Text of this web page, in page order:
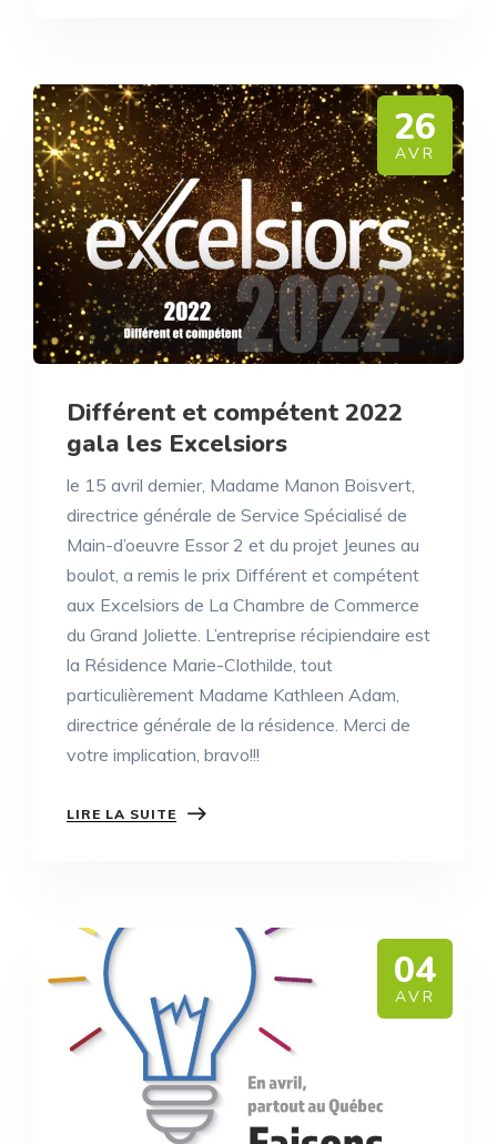
26
AVR
Différent et compétent 2022
gala les Excelsiors
le 15 avril dernier, Madame Manon Boisvert,
directrice générale de Service Spécialisé de
Main-d’oeuvre Essor 2 et du projet Jeunes au
boulot, a remis le prix Différent et compétent
aux Excelsiors de La Chambre de Commerce
du Grand Joliette. L’entreprise récipiendaire est
la Résidence Marie-Clothilde, tout
particulièrement Madame Kathleen Adam,
directrice générale de la résidence. Merci de
votre implication, bravo!!!
LIRE LA SUITE
04
AVR